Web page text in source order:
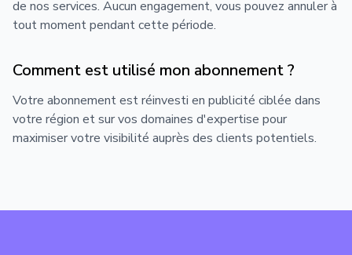
Présentation
de nos services. Aucun engagement, vous pouvez annuler à
tout moment pendant cette période.
Comment est utilisé mon abonnement ?
Votre abonnement est réinvesti en publicité ciblée dans
votre région et sur vos domaines d'expertise pour
maximiser votre visibilité auprès des clients potentiels.